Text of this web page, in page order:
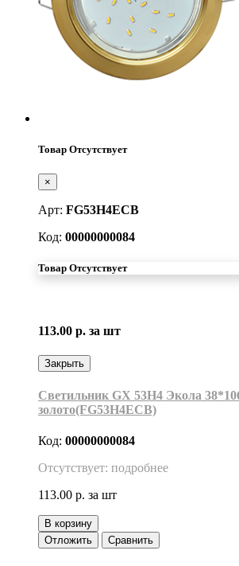
Товар Отсутствует
×
Арт: FG53H4ECB
Код: 00000000084
Товар Отсутствует
113.00 р. за шт
Закрыть
Светильник GX 53H4 Экола
золото(FG53H4ECB)
Код: 00000000084
Отсутствует: подробнее
113.00 р. за шт
В корзину
Отложить
Сравнить